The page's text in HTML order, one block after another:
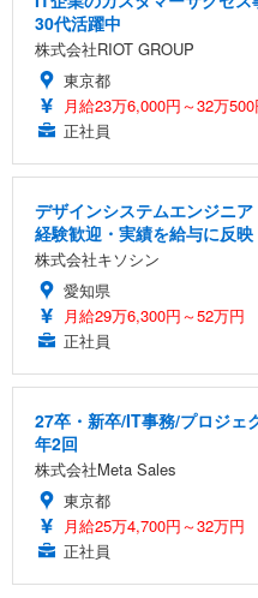
30代活躍中
株式会社RIOT GROUP
東京都
月給23万6,000円～32万500
正社員
デザインシステムエンジニ
経験歓迎・実績を給与に反映
株式会社キソシン
愛知県
月給29万6,300円～52万円
正社員
27卒・新卒/IT事務/プロジェ
年2回
株式会社Meta Sales
東京都
月給25万4,700円～32万円
正社員